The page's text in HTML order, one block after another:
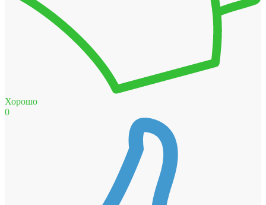
Хорошо
0